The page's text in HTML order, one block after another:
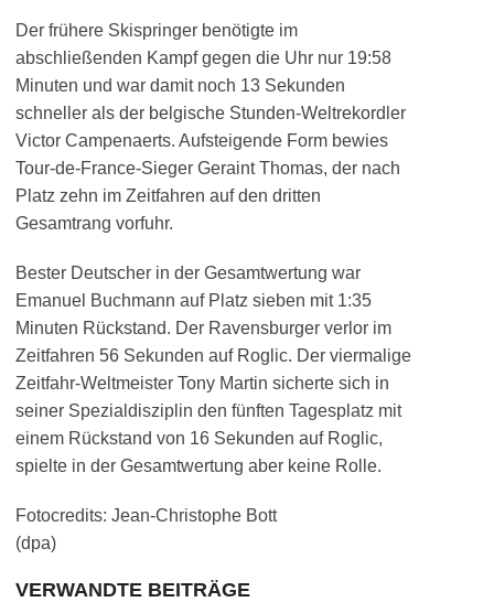
Der frühere Skispringer benötigte im
abschließenden Kampf gegen die Uhr nur 19:58
Minuten und war damit noch 13 Sekunden
schneller als der belgische Stunden-Weltrekordler
Victor Campenaerts. Aufsteigende Form bewies
Tour-de-France-Sieger Geraint Thomas, der nach
Platz zehn im Zeitfahren auf den dritten
Gesamtrang vorfuhr.
Bester Deutscher in der Gesamtwertung war
Emanuel Buchmann auf Platz sieben mit 1:35
Minuten Rückstand. Der Ravensburger verlor im
Zeitfahren 56 Sekunden auf Roglic. Der viermalige
Zeitfahr-Weltmeister Tony Martin sicherte sich in
seiner Spezialdisziplin den fünften Tagesplatz mit
einem Rückstand von 16 Sekunden auf Roglic,
spielte in der Gesamtwertung aber keine Rolle.
Fotocredits: Jean-Christophe Bott
(dpa)
VERWANDTE BEITRÄGE